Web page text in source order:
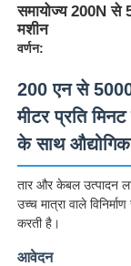
समायोज्य 200N से
मशीन
वर्णन:
200 एन से
मीटर प्रति
के साथ
तार और केबल उत्पादन
उच्च मात्रा वाले
करती है।
आवेदन